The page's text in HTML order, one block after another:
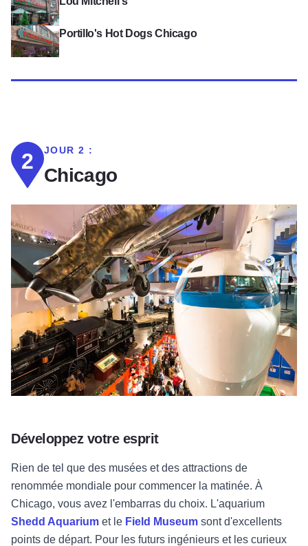
Portillo's Hot Dogs Chicago
Voir Portillo's Hot Dogs Chicago
2 JOUR 2 :
Chicago
Développez votre esprit
Rien de tel que des musées et des attractions de
renommée mondiale pour commencer la matinée. À
Chicago, vous avez l'embarras du choix. L'aquarium
Shedd Aquarium et le Field Museum sont d'excellents
points de départ. Pour les futurs ingénieurs et les curieux